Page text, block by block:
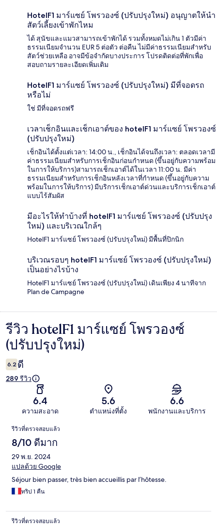
HotelF1 มาร์แซย์ โพรวองซ์ (ปรับปรุงใหม่) อนุญาตให้นำ
สัตว์เลี้ยงเข้าพักไหม
ได้ สุนัขและแมวสามารถเข้าพักได้ รวมทั้งหมดไม่เกิน 1 ตัวมีค่า
ธรรมเนียมจำนวน EUR 5 ต่อตัว ต่อคืน ไม่มีค่าธรรมเนียมสำหรับ
สัตว์ช่วยเหลือ อาจมีข้อจำกัดบางประการ โปรดติดต่อที่พักเพื่อ
สอบถามรายละเอียดเพิ่มเติม
HotelF1 มาร์แซย์ โพรวองซ์ (ปรับปรุงใหม่) มีที่จอดรถ
หรือไม่
ใช่ มีที่จอดรถฟรี
เวลาเช็กอินและเช็กเอาต์ของ hotelF1 มาร์แซย์ โพรวองซ์
(ปรับปรุงใหม่)
เช็กอินได้ตั้งแต่เวลา: 14:00 น., เช็กอินได้จนถึงเวลา: ตลอดเวลามี
ค่าธรรมเนียมสำหรับการเช็กอินก่อนกำหนด (ขึ้นอยู่กับความพร้อม
ในการให้บริการ)สามารถเช็กเอาต์ได้ในเวลา 11:00 น. มีค่า
ธรรมเนียมสำหรับการเช็กอินหลังเวลาที่กำหนด (ขึ้นอยู่กับความ
พร้อมในการให้บริการ) มีบริการเช็กเอาต์ด่วนและบริการเช็กเอาต์
แบบไร้สัมผัส
มีอะไรให้ทำบ้างที่ hotelF1 มาร์แซย์ โพรวองซ์ (ปรับปรุง
ใหม่) และบริเวณใกล้ๆ
HotelF1 มาร์แซย์ โพรวองซ์ (ปรับปรุงใหม่) มีพื้นที่ปิกนิก
บริเวณรอบๆ hotelF1 มาร์แซย์ โพรวองซ์ (ปรับปรุงใหม่)
เป็นอย่างไรบ้าง
HotelF1 มาร์แซย์ โพรวองซ์ (ปรับปรุงใหม่) เดินเพียง 4 นาทีจาก
Plan de Campagne
รีวิว
รีวิว hotelF1 มาร์แซย์ โพรวองซ์
(ปรับปรุงใหม่)
6.2 ดี
289 รีวิว
6.4
ความสะอาด
5.6
ตำแหน่งที่ตั้ง
6.6
พนักงานและบริการ
รีวิว
รีวิวที่ตรวจสอบแล้ว
8/10 ดีมาก
29 พ.ย. 2024
แปลด้วย Google
Séjour bien passer, très bien accueillis par l’hôtesse.
ทริป 1 คืน
รีวิวที่ตรวจสอบแล้ว